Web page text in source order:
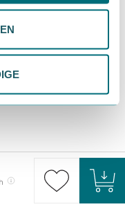
Wahl jederzeit
du in unserer